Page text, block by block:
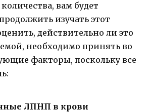
вам будет
изучать этот
действительно ли это
необходимо принять во
факторы, поскольку все
ЛПНП в крови